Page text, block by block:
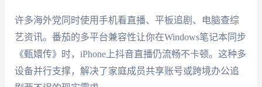
许多海外党同时使用手机看直播、平板追剧、电脑查综
艺资讯。番茄的多平台兼容性让你在Windows笔记本同步
《甄嬛传》时，iPhone上抖音直播仍流畅不卡顿。这种多
设备并行支撑，解决了家庭成员共享账号或跨境办公追